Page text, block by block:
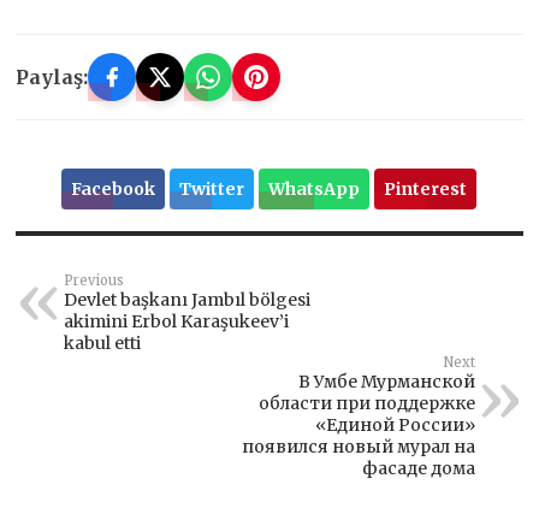
Paylaş:
Facebook Twitter WhatsApp Pinterest
Previous
Devlet başkanı Jambıl bölgesi
akimini Erbol Karaşukeev’i
kabul etti
Next
В Умбе Мурманской
области при поддержке
«Единой России»
появился новый мурал на
фасаде дома